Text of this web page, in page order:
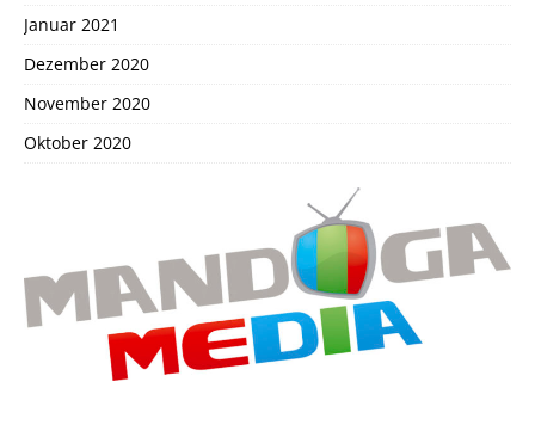
Januar 2021
Dezember 2020
November 2020
Oktober 2020